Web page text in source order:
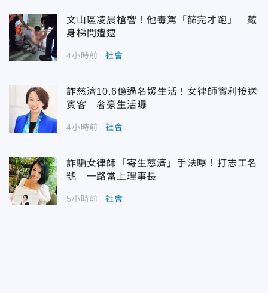
文山區凌晨槍響！他毒駕「篩完才跑」 藏
身梯間遭逮
4小時前 社會
詐慈濟10.6億過名媛生活！女律師賓利接送
賓客 奢豪生活曝
4小時前 社會
詐騙女律師「寄生慈濟」手法曝！打志工名
號 一路當上理事長
5小時前 社會